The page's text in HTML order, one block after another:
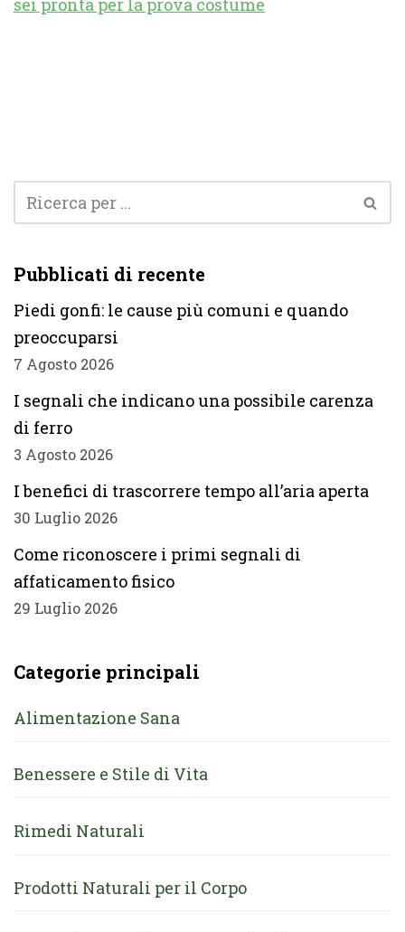
sei pronta per la prova costume
Pubblicati di recente
Piedi gonfi: le cause più comuni e quando
preoccuparsi
7 Agosto 2026
I segnali che indicano una possibile carenza
di ferro
3 Agosto 2026
I benefici di trascorrere tempo all’aria aperta
30 Luglio 2026
Come riconoscere i primi segnali di
affaticamento fisico
29 Luglio 2026
Categorie principali
Alimentazione Sana
Benessere e Stile di Vita
Rimedi Naturali
Prodotti Naturali per il Corpo